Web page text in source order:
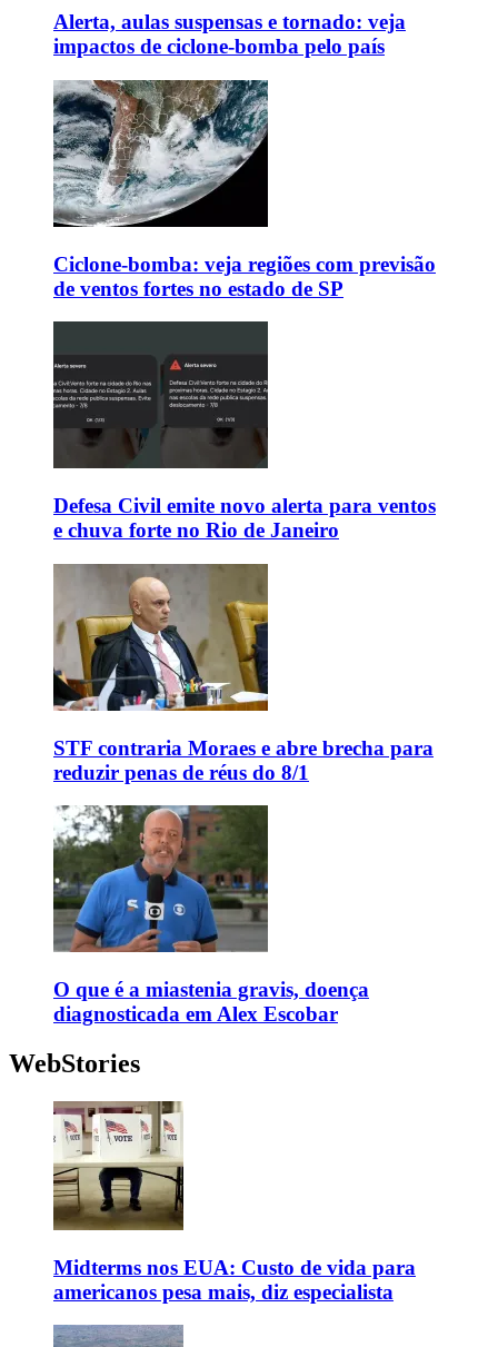
Alerta, aulas suspensas e tornado: veja
impactos de ciclone-bomba pelo país
Ciclone-bomba: veja regiões com previsão
de ventos fortes no estado de SP
Defesa Civil emite novo alerta para ventos
e chuva forte no Rio de Janeiro
STF contraria Moraes e abre brecha para
reduzir penas de réus do 8/1
O que é a miastenia gravis, doença
diagnosticada em Alex Escobar
WebStories
Midterms nos EUA: Custo de vida para
americanos pesa mais, diz especialista